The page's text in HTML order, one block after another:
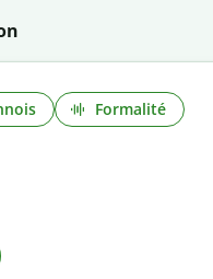
Formalité